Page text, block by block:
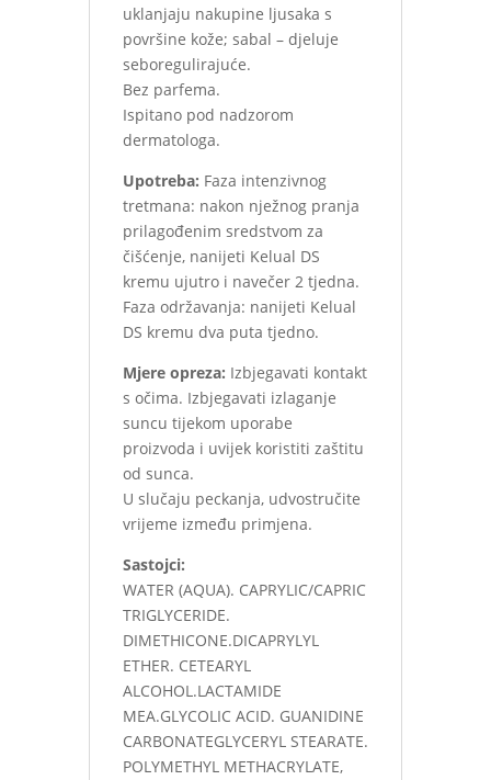
uklanjaju nakupine ljusaka s
površine kože; sabal – djeluje
seboregulirajuće.
Bez parfema.
Ispitano pod nadzorom
dermatologa.
Upotreba: Faza intenzivnog
tretmana: nakon nježnog pranja
prilagođenim sredstvom za
čišćenje, nanijeti Kelual DS
kremu ujutro i navečer 2 tjedna.
Faza održavanja: nanijeti Kelual
DS kremu dva puta tjedno.
Mjere opreza: Izbjegavati kontakt
s očima. Izbjegavati izlaganje
suncu tijekom uporabe
proizvoda i uvijek koristiti zaštitu
od sunca.
U slučaju peckanja, udvostručite
vrijeme između primjena.
Sastojci:
WATER (AQUA). CAPRYLIC/CAPRIC
TRIGLYCERIDE.
DIMETHICONE.DICAPRYLYL
ETHER. CETEARYL
ALCOHOL.LACTAMIDE
MEA.GLYCOLIC ACID. GUANIDINE
CARBONATEGLYCERYL STEARATE.
POLYMETHYL METHACRYLATE,